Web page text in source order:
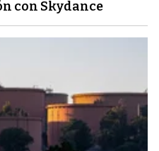
con Skydance